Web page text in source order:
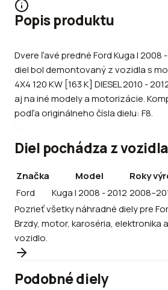
Popis produktu
Dvere ľavé predné Ford Kuga I 2008
diel bol demontovaný z vozidla s
4X4 120 KW [163 K] DIESEL 2010 -
aj na iné modely a motorizácie.
podľa originálneho čísla dielu: F8.
Diel pochádza z vozidla
Značka Model
Roky
Ford
Kuga I 2008 - 2012
Pozrieť všetky náhradné diely pre
Brzdy, motor, karoséria, elektronika
vozidlo.
Podobné diely